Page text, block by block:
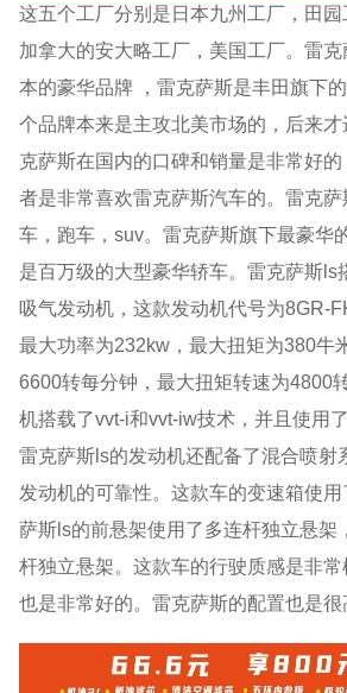
这五个工厂分别是日本九州工厂，田园
加拿大的安大略工厂，美国工厂。雷
本的豪华品牌 ，雷克萨斯是丰田旗下
个品牌本来是主攻北美市场的，后来
克萨斯在国内的口碑和销量是非常好
者是非常喜欢雷克萨斯汽车的。雷克
车，跑车，suv。雷克萨斯旗下最豪华
是百万级的大型豪华轿车。雷克萨斯ls
吸气发动机，这款发动机代号为8GR-
最大功率为232kw，最大扭矩为380牛
6600转每分钟，最大扭矩转速为4800
机搭载了vvt-i和vvt-iw技术，并且使用
雷克萨斯ls的发动机还配备了混合喷射
发动机的可靠性。这款车的变速箱使
萨斯ls的前悬架使用了多连杆独立悬架
杆独立悬架。这款车的行驶质感是非
也是非常好的。雷克萨斯的配置也是很